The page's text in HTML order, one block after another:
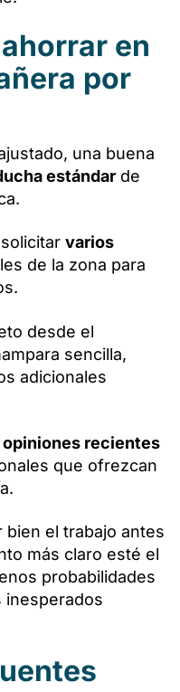
en
por
una buena
estándar de
varios
de la zona para
desde el
sencilla,
adicionales
opiniones recientes
que ofrezcan
el trabajo antes
más claro esté el
probabilidades
inesperados